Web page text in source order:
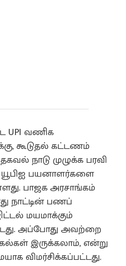
UPI வணிக
கூடுதல் கட்டணம்
நாடு முழுக்க பரவி
யூபிஐ பயனாளர்களை
பாஜக அரசாங்கம்
நாட்டின் பணப்
மயமாக்கும்
அப்போது அவற்றை
இருக்கலாம், என்று
விமர்சிக்கப்பட்டது.